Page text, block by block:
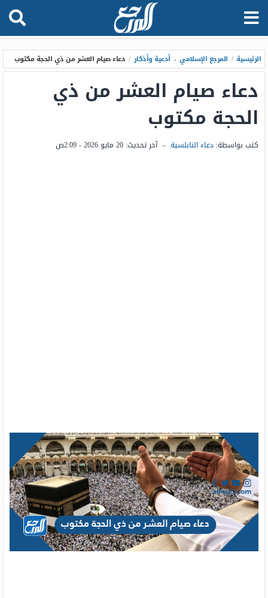
الرئيسية / المرجع الإسلامي ، أدعية وأذكار / دعاء صيام العشر من ذي الحجة مكتوب
دعاء صيام العشر من ذي
الحجة مكتوب
كتب بواسطة: دعاء النابلسية – آخر تحديث: 20 مايو 2026 - 2:09ص